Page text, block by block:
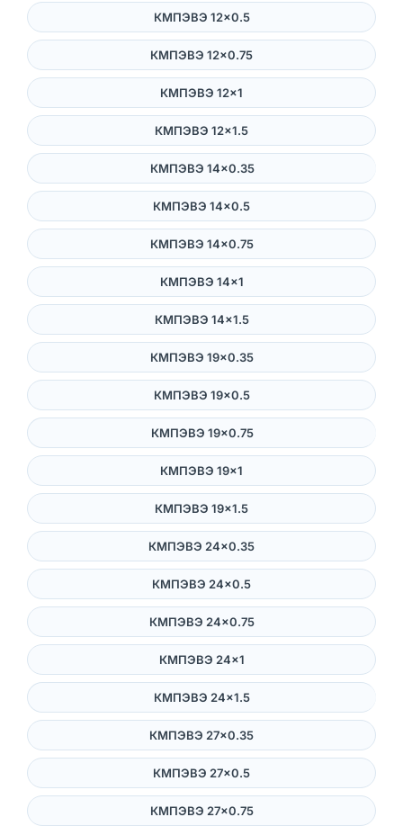
КМПЭВЭ 12×0.5
КМПЭВЭ 12×0.75
КМПЭВЭ 12×1
КМПЭВЭ 12×1.5
КМПЭВЭ 14×0.35
КМПЭВЭ 14×0.5
КМПЭВЭ 14×0.75
КМПЭВЭ 14×1
КМПЭВЭ 14×1.5
КМПЭВЭ 19×0.35
КМПЭВЭ 19×0.5
КМПЭВЭ 19×0.75
КМПЭВЭ 19×1
КМПЭВЭ 19×1.5
КМПЭВЭ 24×0.35
КМПЭВЭ 24×0.5
КМПЭВЭ 24×0.75
КМПЭВЭ 24×1
КМПЭВЭ 24×1.5
КМПЭВЭ 27×0.35
КМПЭВЭ 27×0.5
КМПЭВЭ 27×0.75